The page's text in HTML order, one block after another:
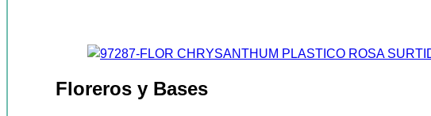
Floreros y Bases